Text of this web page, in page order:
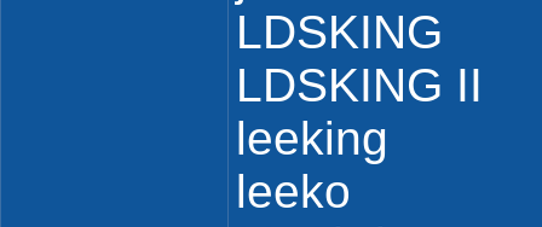
LDSKING
LDSKING II
leeking
leeko